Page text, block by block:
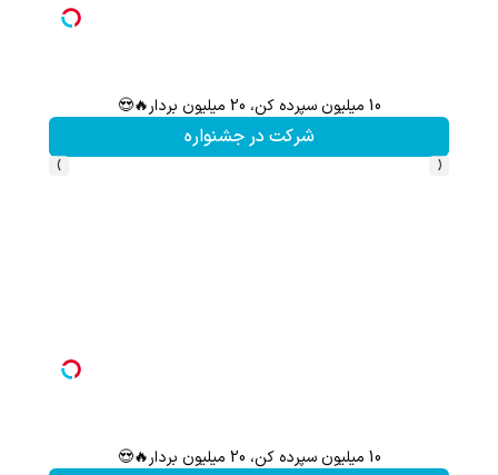
10 میلیون سپرده کن، 20 میلیون بردار🔥😍
شرکت در جشنواره
‹
›
10 میلیون سپرده کن، 20 میلیون بردار🔥😍